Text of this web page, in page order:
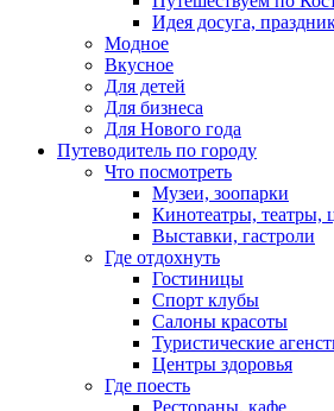
Идея досуга,
Модное
Вкусное
Для детей
Для бизнеса
Для Нового года
Путеводитель по городу
Что посмотреть
Музеи, зоопарки
Кинотеатры, театры,
Выставки, гастроли
Где отдохнуть
Гостиницы
Спорт клубы
Салоны красоты
Туристические
Центры здоровья
Где поесть
Рестораны, кафе